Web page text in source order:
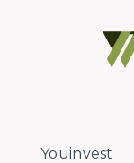
Youinvest